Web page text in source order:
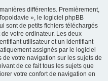
différentes. Premièrement,
», le logiciel phpBB
sont de petits fichiers téléchargés
votre ordinateur. Les deux
utilisateur et un identifiant
assignés par le logiciel
votre navigation sur les sujets de
de ce fait tous les sujets que
votre confort de navigation en